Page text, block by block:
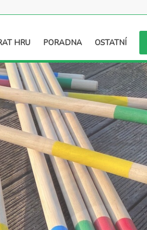
HRU PORADNA OSTATNÍ